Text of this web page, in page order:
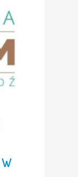
W